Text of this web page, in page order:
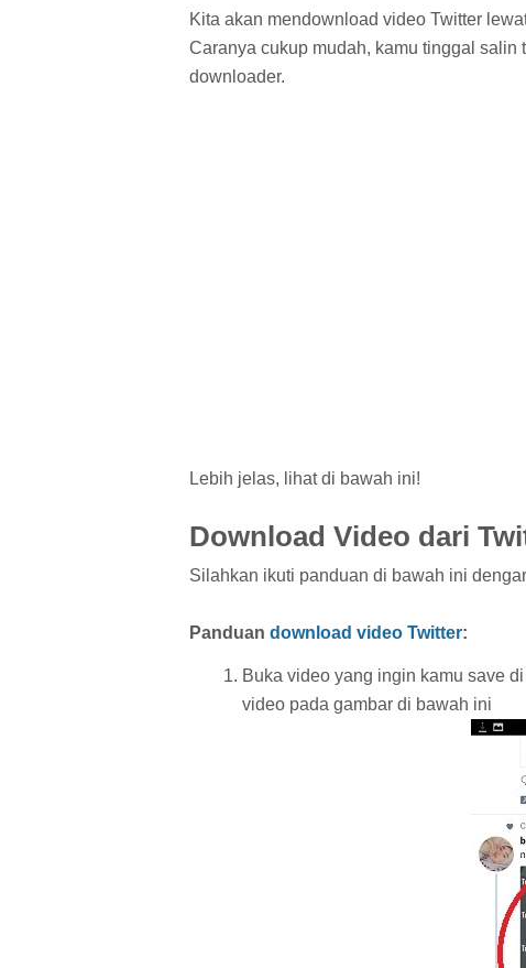
Kita akan mendownload video Twitter
Caranya cukup mudah, kamu tinggal
downloader.
Lebih jelas, lihat di bawah ini!
Download Video dari
Silahkan ikuti panduan di bawah ini
Panduan download video Twitter:
Buka video yang ingin kamu save
video pada gambar di bawah ini